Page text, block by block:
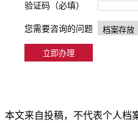
验证码（必填）
您需要咨询的问题
本文来自投稿，不代表个人档